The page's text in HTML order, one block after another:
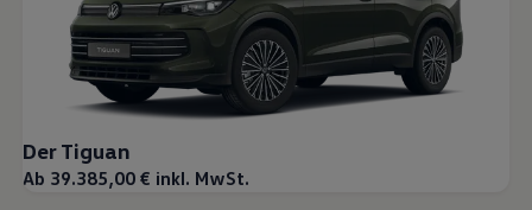
Der Tiguan
Ab 39.385,00 € inkl. MwSt.